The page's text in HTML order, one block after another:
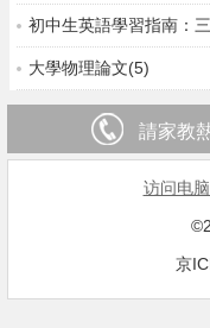
初中生英語學習指南：
大學物理論文(5)
請家教
访问电
京